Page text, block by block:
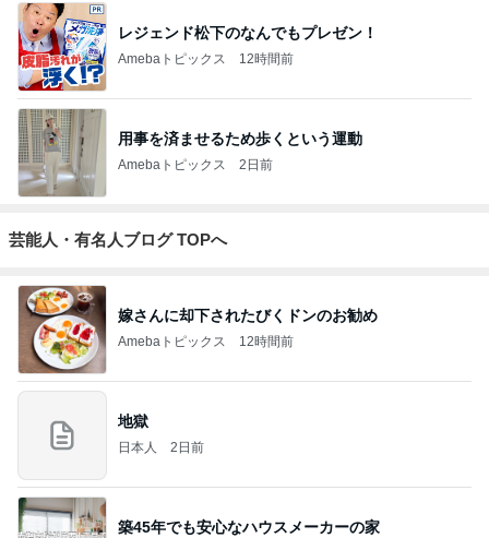
レジェンド松下のなんでもプレゼン！
Amebaトピックス 12時間前
用事を済ませるため歩くという運動
Amebaトピックス 2日前
芸能人・有名人ブログ TOPへ
嫁さんに却下されたびくドンのお勧め
Amebaトピックス 12時間前
地獄
日本人 2日前
築45年でも安心なハウスメーカーの家